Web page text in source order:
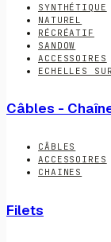
SYNTHÉTIQUE
NATUREL
RÉCRÉATIF
SANDOW
ACCESSOIRES
ECHELLES
Câbles -
CÂBLES
ACCESSOIRES
CHAINES
Filets